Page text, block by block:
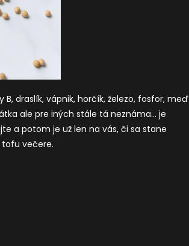
draslík, vápnik, horčík, železo, fosfor, meď
ale pre iných stále tá neznáma… je
a potom je už len na vás, či sa stane
večere.